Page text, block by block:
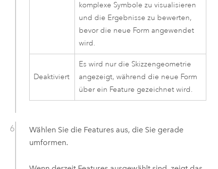
komplexe Symbole zu visualisieren
und die Ergebnisse zu bewerten,
bevor die neue Form angewendet
wird.
Deaktiviert
Es wird nur die Skizzengeometrie
angezeigt, während die neue Form
über ein Feature gezeichnet wird.
Wählen Sie die Features aus, die Sie gerade
umformen.